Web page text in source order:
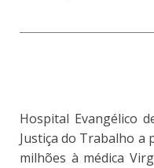
Hospital Evangélico
Justiça do Trabalho a
milhões à médica